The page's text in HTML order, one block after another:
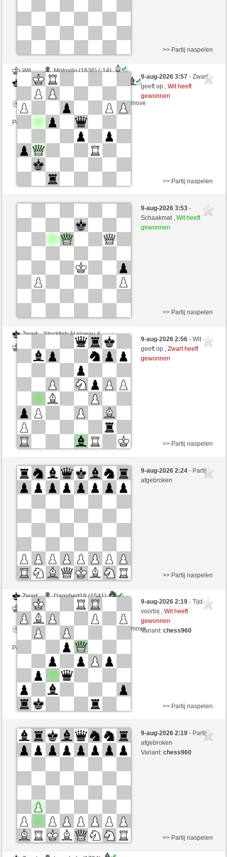
Wit
Motovilo (1636) (-14)
Zwart
immerwinner (1678) (+14)
Speelduur: 4 minutes/side + 0 seconds/move
Partij telt mee voor de ranglijst
>> Partij naspelen
9-aug-2026 3:57- Zwart
geeft op ,Wit heeft
gewonnen
Wit
Motovilo (1616) (+20)
Speelduur: 4 minutes/side + 0 seconds/move
>> Partij naspelen
9-aug-2026 3:53-
Schaakmat ,Wit heeft
gewonnen
Zwart
Stockfish AI niveau 4
immerwinner (1698)
>> Partij naspelen
9-aug-2026 2:56- Wit
geeft op ,Zwart heeft
gewonnen
Zwart
Stockfish AI niveau 4
Wit
immerwinner (1698)
>> Partij naspelen
9-aug-2026 2:24- Partij
afgebroken
Zwart
Dagobert18 (1541)
immerwinner (1698)
Speelduur: 2 minutes/side + 0 seconds/move
Partij telt mee voor de ranglijst
>> Partij naspelen
9-aug-2026 2:19- Tijd
voorbij ,Wit heeft
gewonnen
Variant:chess960
Wit
topochole (1734) (+15)
Zwart
immerwinner (1713) (-15)
>> Partij naspelen
9-aug-2026 2:19- Partij
afgebroken
Variant:chess960
>> Partij naspelen